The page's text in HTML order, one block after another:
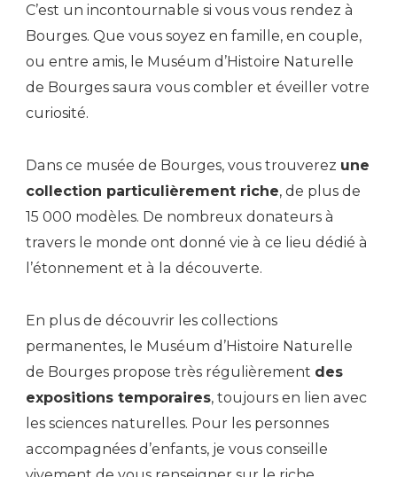
C’est un incontournable si vous vous rendez à
Bourges. Que vous soyez en famille, en couple,
ou entre amis, le Muséum d’Histoire Naturelle
de Bourges saura vous combler et éveiller votre
curiosité.
Dans ce musée de Bourges, vous trouverez une
collection particulièrement riche, de plus de
15 000 modèles. De nombreux donateurs à
travers le monde ont donné vie à ce lieu dédié à
l’étonnement et à la découverte.
En plus de découvrir les collections
permanentes, le Muséum d’Histoire Naturelle
de Bourges propose très régulièrement des
expositions temporaires, toujours en lien avec
les sciences naturelles. Pour les personnes
accompagnées d’enfants, je vous conseille